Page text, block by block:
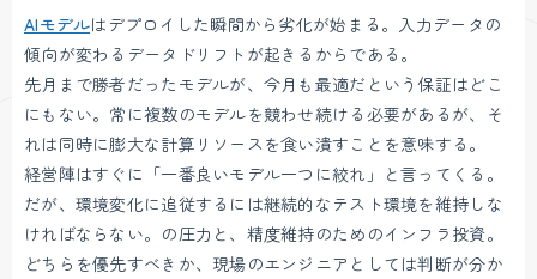
AIモデルはデプロイした瞬間から劣化が始まる。入力データの
傾向が変わるデータドリフトが起きるからである。
先月まで勝者だったモデルが、今月も最適だという保証はどこ
にもない。常に複数のモデルを競わせ続ける必要があるが、そ
れは同時に膨大な計算リソースを食い潰すことを意味する。
経営陣はすぐに「一番良いモデル一つに絞れ」と言ってくる。
だが、環境変化に追従するには継続的なテスト環境を維持しな
ければならない。の圧力と、精度維持のためのインフラ投資。
どちらを優先すべきか、現場のエンジニアとしては判断が分か